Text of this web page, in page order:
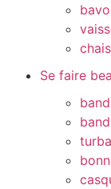
Se faire